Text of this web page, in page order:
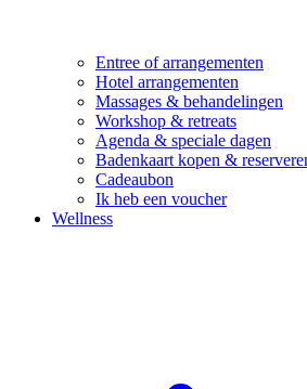
Entree of arrangementen
Hotel arrangementen
Massages & behandelingen
Workshop & retreats
Agenda & speciale dagen
Badenkaart kopen &
Cadeaubon
Ik heb een voucher
Wellness